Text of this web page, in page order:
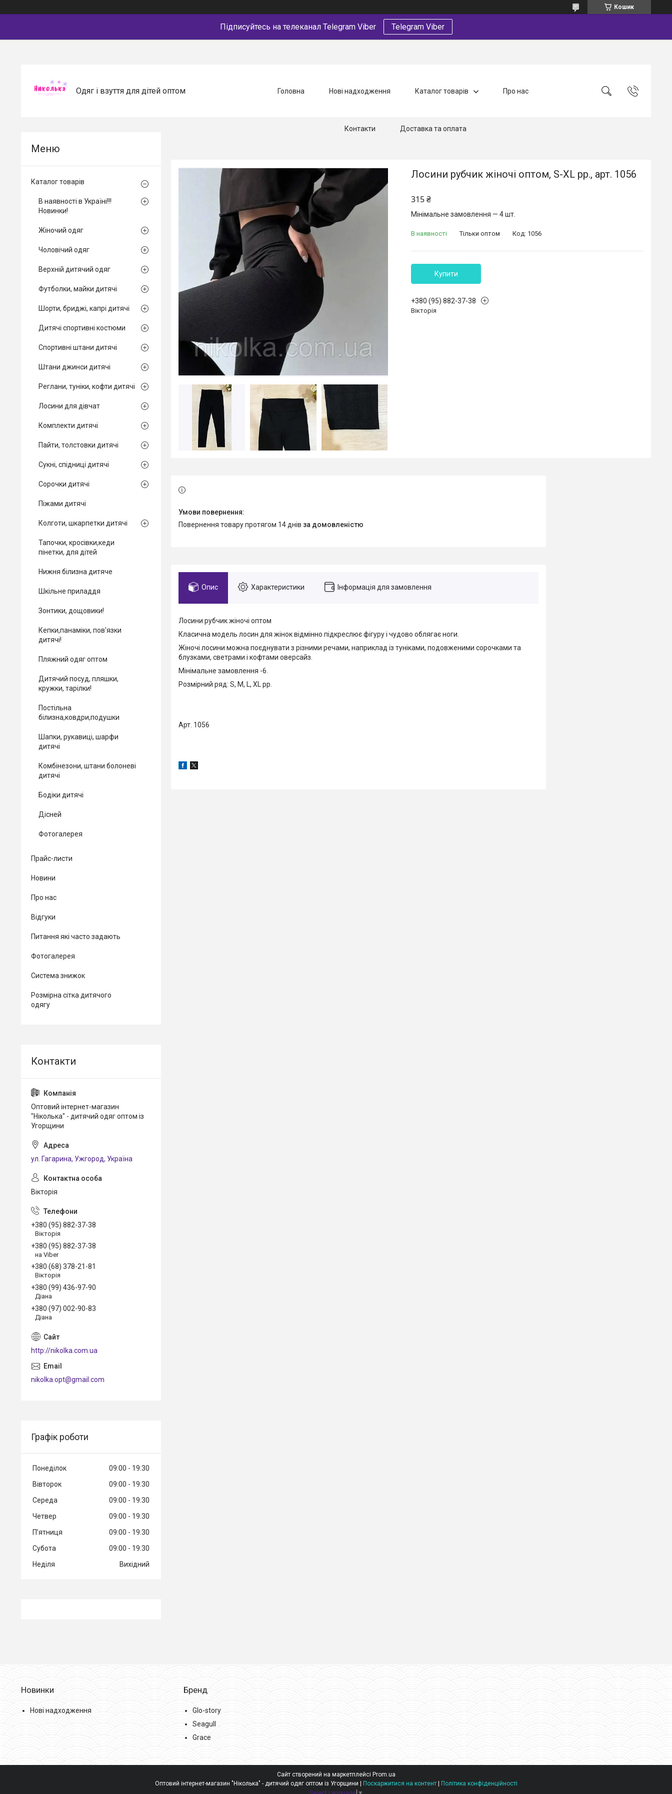
Кошик
Підписуйтесь на телеканал Telegram Viber Telegram Viber
Одяг і взуття для дітей оптом Головна Нові надходження Каталог товарів Про нас
Контакти Доставка та оплата
Лосини рубчик жіночі оптом, S-XL рр., арт. 1056
315 ₴
Мінімальне замовлення — 4 шт.
В наявності Тільки оптом Код: 1056
Купити
+380 (95) 882-37-38
Вікторія
повернення товару протягом 14 днів за домовленістю
Опис Характеристики Інформація для замовлення
Лосини рубчик жіночі оптом
Класична модель лосин для жінок відмінно підкреслює фігуру і чудово облягає ноги.
Жіночі лосини можна поєднувати з різними речами, наприклад із туніками, подовженими сорочками та
блузками, светрами і кофтами оверсайз.
Мінімальне замовлення -6.
Розмірний ряд: S, M, L, XL рр.
Арт. 1056
Каталог товарів
В наявності в Україні!!!
Новинки!
Жіночий одяг
Чоловічий одяг
Верхній дитячий одяг
Футболки, майки дитячі
Шорти, бриджі, капрі дитячі
Дитячі спортивні костюми
Спортивні штани дитячі
Штани джинси дитячі
Реглани, туніки, кофти дитячі
Лосини для дівчат
Комплекти дитячі
Пайти, толстовки дитячі
Сукні, спідниці дитячі
Сорочки дитячі
Піжами дитячі
Колготи, шкарпетки дитячі
Тапочки, кросівки,кеди
пінетки, для дітей
Нижня білизна дитяче
Шкільне приладдя
Зонтики, дощовики!
Кепки,панаміки, пов'язки
дитячі!
Пляжний одяг оптом
Дитячий посуд, пляшки,
кружки, тарілки!
Постільна
білизна,ковдри,подушки
Шапки, рукавиці, шарфи
дитячі
Комбінезони, штани болоневі
дитячі
Бодіки дитячі
Дісней
Фотогалерея
Прайс-листи
Новини
Про нас
Відгуки
Питання які часто задають
Фотогалерея
Система знижок
Розмірна сітка дитячого
одягу
Оптовий інтернет-магазин
"Ніколька" - дитячий одяг оптом із
Угорщини
ул. Гагарина, Ужгород, Україна
Вікторія
+380 (95) 882-37-38
Вікторія
+380 (95) 882-37-38
на Viber
+380 (68) 378-21-81
Вікторія
+380 (99) 436-97-90
Діана
+380 (97) 002-90-83
Діана
http://nikolka.com.ua
nikolka.opt@gmail.com
Графік роботи
Понеділок 09:00
19:30
Вівторок
09:00
19:30
Середа
09:00
19:30
Четвер
09:00
19:30
Пʼятниця
09:00
19:30
Субота
09:00
19:30
Неділя
Вихідний
Новинки
Нові надходження
Бренд
Glo-story
Seagull
Grace
Сайт створений на маркетплейсі Prom.ua
Поскаржитися на контент
Політика конфіденційності